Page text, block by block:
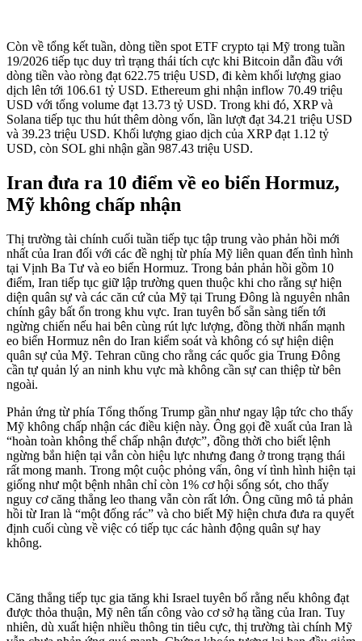
Còn về tổng kết tuần, dòng tiền spot ETF crypto tại Mỹ trong tuần
19/2026 tiếp tục duy trì trạng thái tích cực khi Bitcoin dẫn đầu với
dòng tiền vào ròng đạt 622.75 triệu USD, đi kèm khối lượng giao
dịch lên tới 106.61 tỷ USD. Ethereum ghi nhận inflow 70.49 triệu
USD với tổng volume đạt 13.73 tỷ USD. Trong khi đó, XRP và
Solana tiếp tục thu hút thêm dòng vốn, lần lượt đạt 34.21 triệu USD
và 39.23 triệu USD. Khối lượng giao dịch của XRP đạt 1.12 tỷ
USD, còn SOL ghi nhận gần 987.43 triệu USD.
Iran đưa ra 10 điểm về eo biển Hormuz,
Mỹ không chấp nhận
Thị trường tài chính cuối tuần tiếp tục tập trung vào phản hồi mới
nhất của Iran đối với các đề nghị từ phía Mỹ liên quan đến tình hình
tại Vịnh Ba Tư và eo biển Hormuz. Trong bản phản hồi gồm 10
điểm, Iran tiếp tục giữ lập trường quen thuộc khi cho rằng sự hiện
diện quân sự và các căn cứ của Mỹ tại Trung Đông là nguyên nhân
chính gây bất ổn trong khu vực. Iran tuyên bố sẵn sàng tiến tới
ngừng chiến nếu hai bên cùng rút lực lượng, đồng thời nhấn mạnh
eo biển Hormuz nên do Iran kiểm soát và không có sự hiện diện
quân sự của Mỹ. Tehran cũng cho rằng các quốc gia Trung Đông
cần tự quản lý an ninh khu vực mà không cần sự can thiệp từ bên
ngoài.
Phản ứng từ phía Tổng thống Trump gần như ngay lập tức cho thấy
Mỹ không chấp nhận các điều kiện này. Ông gọi đề xuất của Iran là
“hoàn toàn không thể chấp nhận được”, đồng thời cho biết lệnh
ngừng bắn hiện tại vẫn còn hiệu lực nhưng đang ở trong trạng thái
rất mong manh. Trong một cuộc phỏng vấn, ông ví tình hình hiện tại
giống như một bệnh nhân chỉ còn 1% cơ hội sống sót, cho thấy
nguy cơ căng thẳng leo thang vẫn còn rất lớn. Ông cũng mô tả phản
hồi từ Iran là “một đống rác” và cho biết Mỹ hiện chưa đưa ra quyết
định cuối cùng về việc có tiếp tục các hành động quân sự hay
không.
Căng thẳng tiếp tục gia tăng khi Israel tuyên bố rằng nếu không đạt
được thỏa thuận, Mỹ nên tấn công vào cơ sở hạ tầng của Iran. Tuy
nhiên, dù xuất hiện nhiều thông tin tiêu cực, thị trường tài chính Mỹ